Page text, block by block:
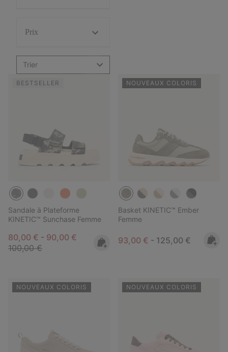
Prix
Trier
BESTSELLER
Sandale à Plateforme
KINETIC™ Sunchase Femme
Minimum sale price:
80,00 € - Maximum sale price:
90,00 € Regular price:
100,00 €
NOUVEAUX COLORIS
Basket KINETIC™ Ember
Femme
Minimum sale price:
93,00 € - Maximum price:
125,00 €
NOUVEAUX COLORIS NOUVEAUX COLORIS